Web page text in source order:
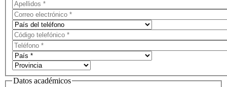
Datos académicos